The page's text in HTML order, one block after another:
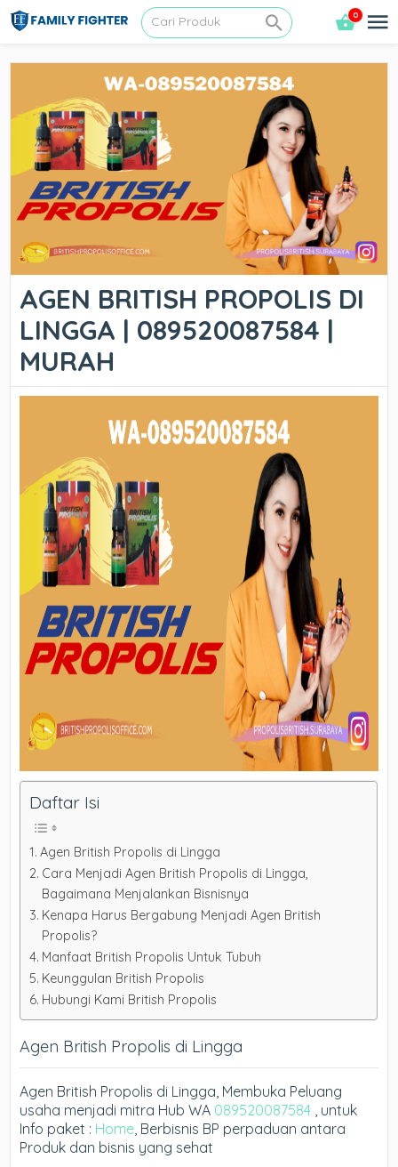
0
AGEN BRITISH PROPOLIS DI
LINGGA | 089520087584 |
MURAH
Daftar Isi
Agen British Propolis di Lingga
Cara Menjadi Agen British Propolis di Lingga,
Bagaimana Menjalankan Bisnisnya
Kenapa Harus Bergabung Menjadi Agen British
Propolis?
Manfaat British Propolis Untuk Tubuh
Keunggulan British Propolis
Hubungi Kami British Propolis
Agen British Propolis di Lingga
Agen British Propolis di Lingga, Membuka Peluang
usaha menjadi mitra Hub WA 089520087584 , untuk
Info paket : Home, Berbisnis BP perpaduan antara
Produk dan bisnis yang sehat